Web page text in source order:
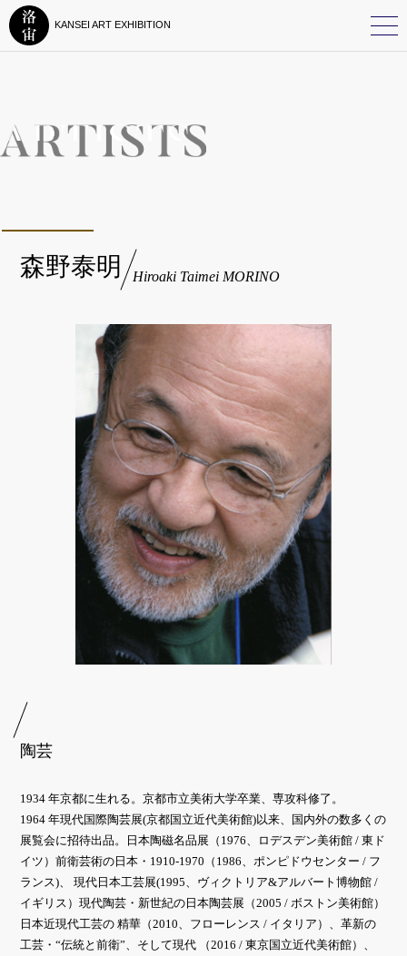
KANSEI ART EXHIBITION
森野泰明 Hiroaki Taimei MORINO
陶芸
1934 年京都に生れる。京都市立美術大学卒業、専攻科修了。
1964 年現代国際陶芸展(京都国立近代美術館)以来、国内外の数多くの
展覧会に招待出品。日本陶磁名品展（1976、ロデスデン美術館 / 東ド
イツ）前衛芸術の日本・1910-1970（1986、ポンピドウセンター / フ
ランス)、 現代日本工芸展(1995、ヴィクトリア&アルバート博物館 /
イギリス）現代陶芸・新世紀の日本陶芸展（2005 / ボストン美術館）
日本近現代工芸の 精華（2010、フローレンス / イタリア）、革新の
工芸・“伝統と前衛”、そして現代 （2016 / 東京国立近代美術館）、